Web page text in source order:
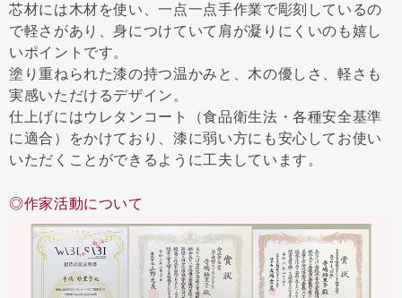
芯材には木材を使い、一点一点手作業で彫刻しているの
で軽さがあり、身につけていて肩が凝りにくいのも嬉し
いポイントです。
塗り重ねられた漆の持つ温かみと、木の優しさ、軽さも
実感いただけるデザイン。
仕上げにはウレタンコート（食品衛生法・各種安全基準
に適合）をかけており、漆に弱い方にも安心してお使い
いただくことができるように工夫しています。
◎作家活動について